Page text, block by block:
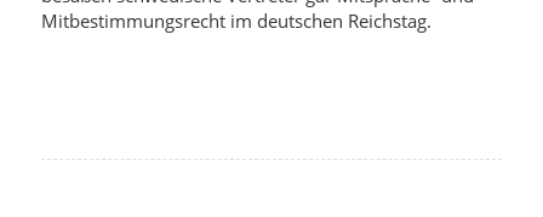
Mitbestimmungsrecht im deutschen Reichstag.